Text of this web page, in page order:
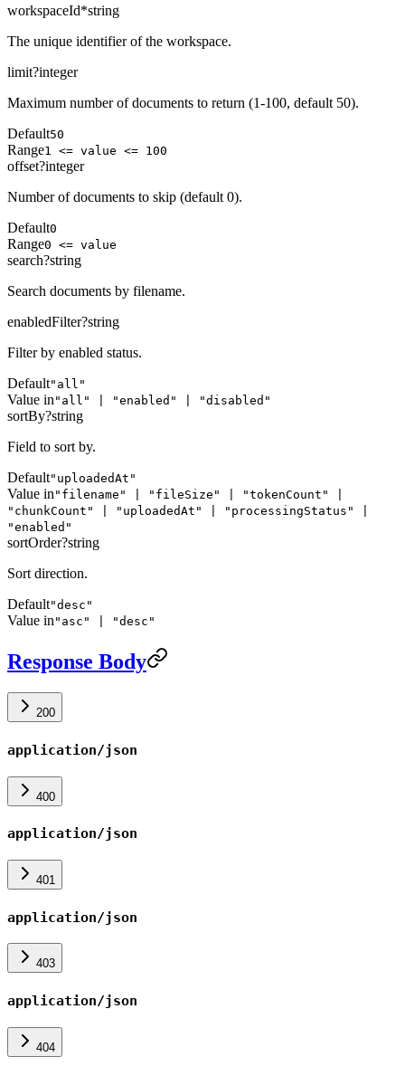
workspaceId*string
The unique identifier of the workspace.
limit?integer
Maximum number of documents to return (1-100, default 50).
Default50
Range1 <= value <= 100
offset?integer
Number of documents to skip (default 0).
Default0
Range0 <= value
search?string
Search documents by filename.
enabledFilter?string
Filter by enabled status.
Default"all"
Value in "all" | "enabled" | "disabled"
sortBy?string
Field to sort by.
Default"uploadedAt"
Value in "filename" | "fileSize" | "tokenCount" |
"chunkCount" | "uploadedAt" | "processingStatus" |
"enabled"
sortOrder?string
Sort direction.
Default"desc"
Value in "asc" | "desc"
Response Body
200
application/json
400
application/json
401
application/json
403
application/json
404